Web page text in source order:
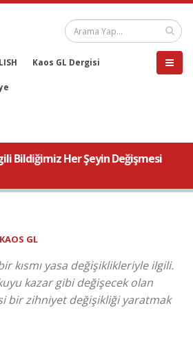
Kaos GL Dergisi
Bildiğimiz Her Şeyin Değişmesi
KAOS GL
kısmı yasa değişiklikleriyle ilgili.
kazar gibi değişecek olan
bir zihniyet değişikliği yaratmak